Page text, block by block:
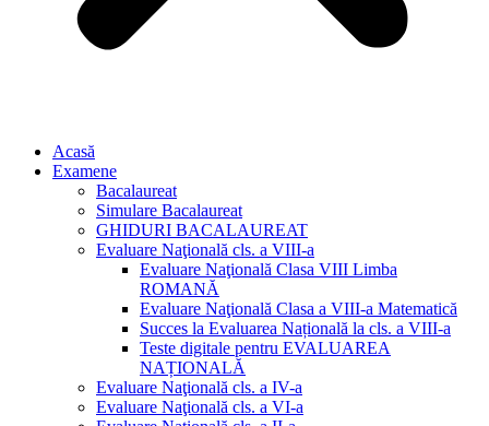
Acasă
Examene
Bacalaureat
Simulare Bacalaureat
GHIDURI BACALAUREAT
Evaluare Naţională cls. a VIII-a
Evaluare Naţională Clasa VIII Limba
ROMANĂ
Evaluare Naţională Clasa a VIII-a Matematică
Succes la Evaluarea Națională la cls. a VIII-a
Teste digitale pentru EVALUAREA
NAȚIONALĂ
Evaluare Naţională cls. a IV-a
Evaluare Naţională cls. a VI-a